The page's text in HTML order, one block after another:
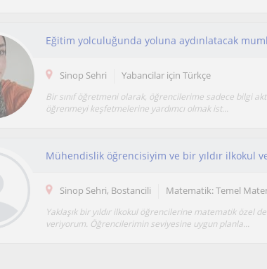
Sinop Sehri Yabancilar için Türkçe
Bir sınıf öğretmeni olarak, öğrencilerime sadece bilgi
öğrenmeyi keşfetmelerine yardımcı olmak ist...
Sinop Sehri, Bostancili Matematik: Temel
Yaklaşık bir yıldır ilkokul öğrencilerine matematik özel
veriyorum. Öğrencilerimin seviyesine uygun planla...